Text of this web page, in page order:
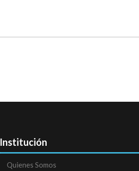
Institución
Quienes Somos